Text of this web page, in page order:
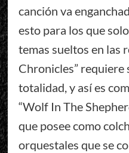
canción va
esto para los que
temas sueltos en las
Chronicles” requiere
totalidad, y así es
“Wolf In The
que posee como
orquestales que se